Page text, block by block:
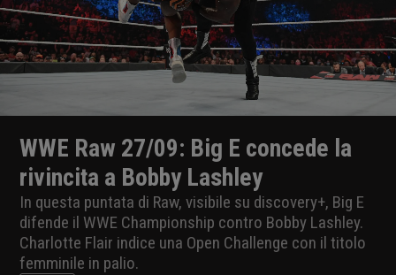
WWE Raw 27/09: Big E concede la
rivincita a Bobby Lashley
In questa puntata di Raw, visibile su discovery+, Big E
difende il WWE Championship contro Bobby Lashley.
Charlotte Flair indice una Open Challenge con il titolo
femminile in palio.